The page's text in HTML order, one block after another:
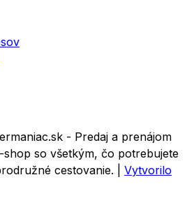
- Predaj a prenájom
so všetkým, čo potrebujete
cestovanie.
Vytvorilo